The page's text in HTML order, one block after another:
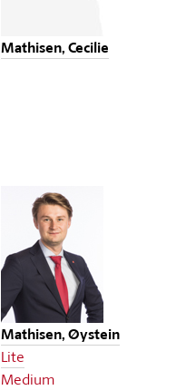
Mathisen, Cecilie
Mathisen, Øystein
Lite
Medium